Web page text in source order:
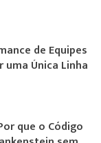
de Equipes
uma Única Linha
que o Código